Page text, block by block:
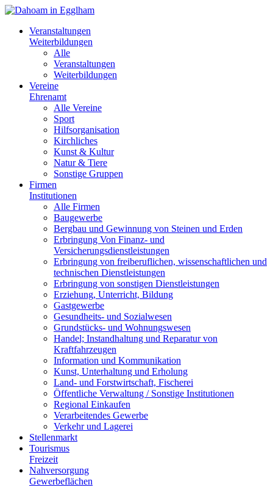
Veranstaltungen
Weiterbildungen
Alle
Veranstaltungen
Weiterbildungen
Vereine
Ehrenamt
Alle Vereine
Sport
Hilfsorganisation
Kirchliches
Kunst & Kultur
Natur & Tiere
Sonstige Gruppen
Firmen
Institutionen
Alle Firmen
Baugewerbe
Bergbau und Gewinnung von Steinen und Erden
Erbringung Von Finanz- und
Versicherungsdienstleistungen
Erbringung von freiberuflichen, wissenschaftlichen und
technischen Dienstleistungen
Erbringung von sonstigen Dienstleistungen
Erziehung, Unterricht, Bildung
Gastgewerbe
Gesundheits- und Sozialwesen
Grundstücks- und Wohnungswesen
Handel; Instandhaltung und Reparatur von
Kraftfahrzeugen
Information und Kommunikation
Kunst, Unterhaltung und Erholung
Land- und Forstwirtschaft, Fischerei
Öffentliche Verwaltung / Sonstige Institutionen
Regional Einkaufen
Verarbeitendes Gewerbe
Verkehr und Lagerei
Stellenmarkt
Tourismus
Freizeit
Nahversorgung
Gewerbeflächen